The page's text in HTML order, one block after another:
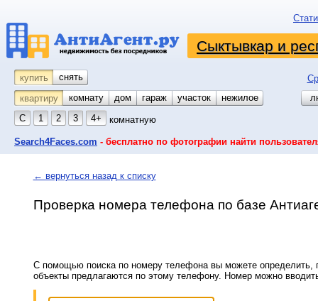
Сыктывкар и
купить снять
квартиру
комнату койко-место
дом гараж участок
нежилое
С
1 2 3 4+ комнатную
Search4Faces.com - бесплатно по фотографии найти
← вернуться назад к списку
Проверка номера телефона по базе
С помощью поиска по номеру телефона вы можете определить,
объекты предлагаются по этому телефону. Номер можно